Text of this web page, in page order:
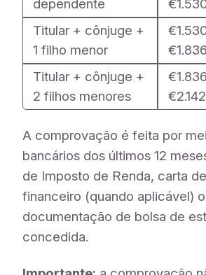
dependente
Titular + cônjuge +
1 filho menor
€1.836
Titular + cônjuge +
2 filhos menores
€2.142
A comprovação é feita por
bancários dos últimos 12
de Imposto de Renda, carta
financeiro (quando aplicável)
documentação de bolsa de
concedida.